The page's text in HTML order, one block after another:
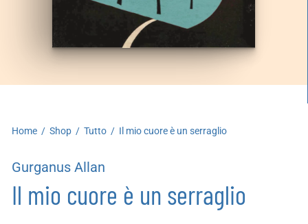
Home / Shop / Tutto / Il mio cuore è un serraglio
Gurganus Allan
Il mio cuore è un serraglio